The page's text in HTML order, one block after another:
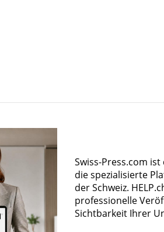
Swiss-Press.com
die spezialisierte
der Schweiz.
professionelle
Sichtbarkeit Ihrer